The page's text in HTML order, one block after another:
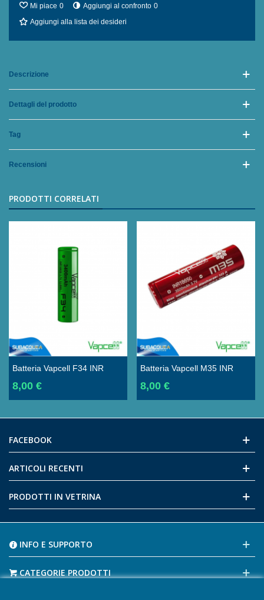
Mi piace 0 Aggiungi al confronto 0
Aggiungi alla lista dei desideri
Descrizione
Dettagli del prodotto
Tag
Recensioni
PRODOTTI CORRELATI
Batteria Vapcell F34 INR
18650 3400 MAh 3.7 V Al
Litio Ricaricabile
8,00 €
Batteria Vapcell M35 INR
18650 3500 MAh 3.7 V Al
Litio Ricaricabile.
8,00 €
FACEBOOK
ARTICOLI RECENTI
PRODOTTI IN VETRINA
INFO E SUPPORTO
CATEGORIE PRODOTTI